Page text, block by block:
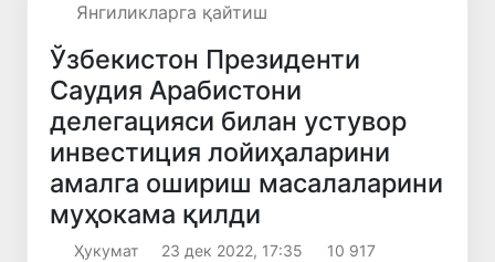
Янгиликларга қайтиш
Ўзбекистон Президенти
Саудия Арабистони
делегацияси билан устувор
инвестиция лойиҳаларини
амалга ошириш масалаларини
муҳокама қилди
Ҳукумат 23 дек 2022, 17:35 10 917